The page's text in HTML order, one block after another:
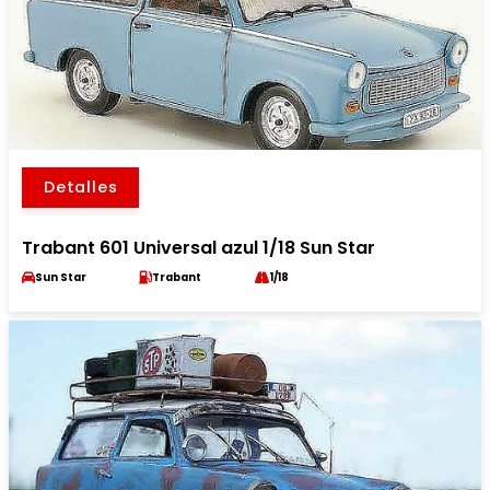
Detalles
Trabant 601 Universal azul 1/18 Sun Star
Sun Star Trabant 1/18